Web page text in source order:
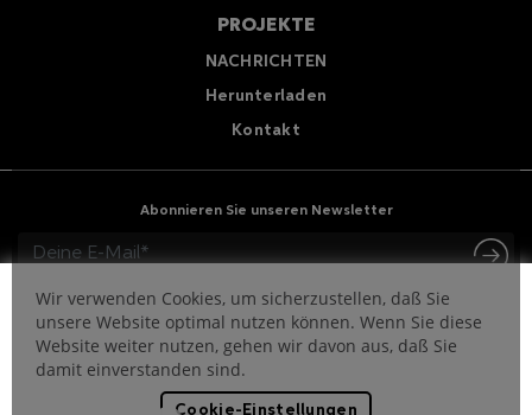
PROJEKTE
NACHRICHTEN
Herunterladen
Kontakt
Abonnieren Sie unseren Newsletter
Wir verwenden Cookies, um sicherzustellen, daß Sie
unsere Website optimal nutzen können. Wenn Sie diese
Website weiter nutzen, gehen wir davon aus, daß Sie
damit einverstanden sind.
Cookie-Einstellungen